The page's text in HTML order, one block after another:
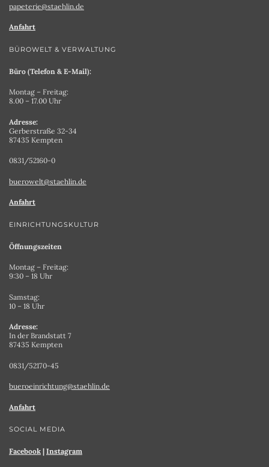
papeterie@staehlin.de
Anfahrt
BÜROWELT & VERWALTUNG
Büro (Telefon & E-Mail):
Montag – Freitag:
8.00 – 17.00 Uhr
Adresse:
Gerberstraße 32-34
87435 Kempten
0831/52160-0
buerowelt@staehlin.de
Anfahrt
EINRICHTUNGSKULTUR
Öffnungszeiten
Montag – Freitag:
9:30 – 18 Uhr
Samstag:
10 – 18 Uhr
Adresse:
In der Brandstatt 7
87435 Kempten
0831/52170-45
bueroeinrichtung@staehlin.de
Anfahrt
SOCIAL MEDIA
Facebook | Instagram